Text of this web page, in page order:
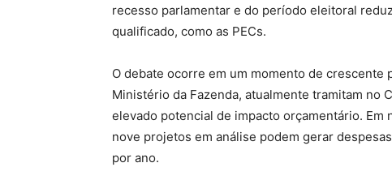
recesso parlamentar e do período eleitoral
qualificado, como as PECs.
O debate ocorre em um momento de crescente
Ministério da Fazenda, atualmente tramitam no
elevado potencial de impacto orçamentário.
nove projetos em análise podem gerar
por ano.